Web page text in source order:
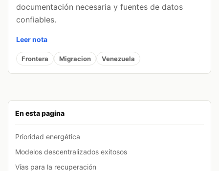
En esta pagina
Prioridad energética
Modelos descentralizados exitosos
Vías para la recuperación
documentación necesaria y fuentes de datos
confiables.
Leer nota
Frontera Migracion Venezuela